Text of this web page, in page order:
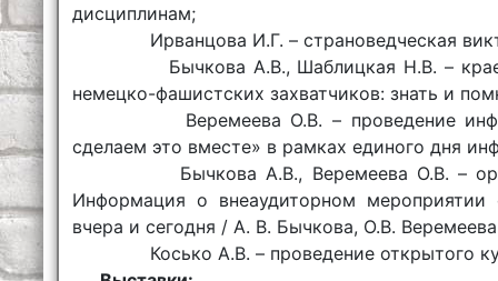
дисциплинам;
Ирванцова И.Г. – страноведческая
Бычкова А.В., Шаблицкая Н.В. –
немецко-фашистских захватчиков: знать и
Веремеева О.В. – проведение
сделаем это вместе» в рамках единого дня
Бычкова А.В., Веремеева О.В. –
Информация о внеаудиторном
вчера и сегодня / А. В. Бычкова, О.В.
Косько А.В. – проведение открытого